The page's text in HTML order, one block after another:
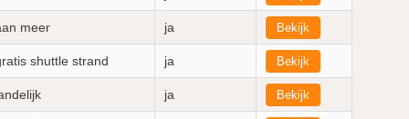
meer ja Bekijk
shuttle strand ja Bekijk
ja Bekijk